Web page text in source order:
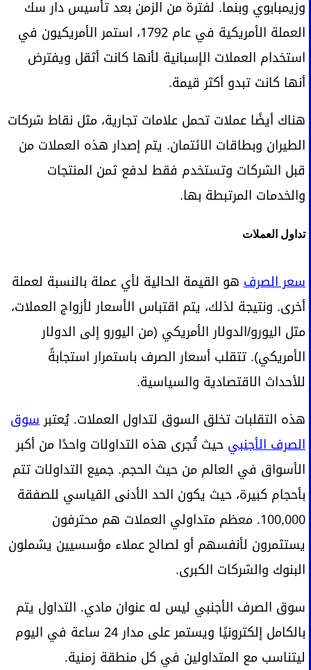
وزيمبابوي وبنما. لفترة من الزمن بعد تأسيس دار سك
العملة الأمريكية في عام 1792، استمر الأمريكيون في
استخدام العملات الإسبانية لأنها كانت أثقل ويفترض
أنها كانت تبدو أكثر قيمة.
هناك أيضًا عملات تحمل علامات تجارية، مثل نقاط شركات
الطيران وبطاقات الائتمان. يتم إصدار هذه العملات من
قبل الشركات وتستخدم فقط لدفع ثمن المنتجات
والخدمات المرتبطة بها.
تداول العملات
سعر الصرف هو القيمة الحالية لأي عملة بالنسبة لعملة
أخرى. ونتيجة لذلك، يتم اقتباس الأسعار لأزواج العملات،
مثل اليورو/الدولار الأمريكي (من اليورو إلى الدولار
الأمريكي). تتقلب أسعار الصرف باستمرار استجابةً
للأحداث الاقتصادية والسياسية.
هذه التقلبات تخلق السوق لتداول العملات. يُعتبرسوق
الصرف الأجنبي حيث تُجرى هذه التداولات واحدًا من أكبر
الأسواق في العالم من حيث الحجم. جميع التداولات تتم
بأحجام كبيرة، حيث يكون الحد الأدنى القياسي للصفقة
100,000. معظم متداولي العملات هم محترفون
يستثمرون لأنفسهم أو لصالح عملاء مؤسسيين يشملون
البنوك والشركات الكبرى.
سوق الصرف الأجنبي ليس له عنوان مادي. التداول يتم
بالكامل إلكترونيًا ويستمر على مدار 24 ساعة في اليوم
ليتناسب مع المتداولين في كل منطقة زمنية.